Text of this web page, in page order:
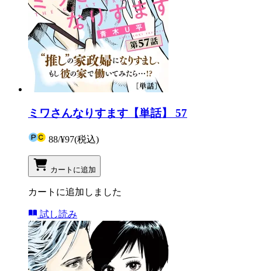
ミワさんなりすます【単話】 57
88/¥97(税込)
カートに追加
カートに追加しました
試し読み